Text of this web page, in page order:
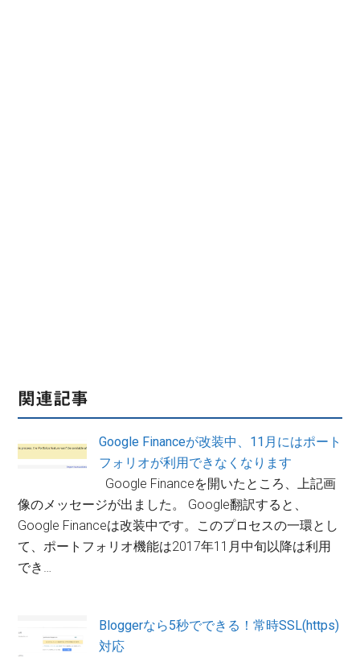
関連記事
Google Financeが改装中、11月にはポート
フォリオが利用できなくなります
Google Financeを開いたところ、上記画
像のメッセージが出ました。 Google翻訳すると、
Google Financeは改装中です。このプロセスの一環とし
て、ポートフォリオ機能は2017年11月中旬以降は利用
でき…
Bloggerなら5秒でできる！常時SSL(https)
対応